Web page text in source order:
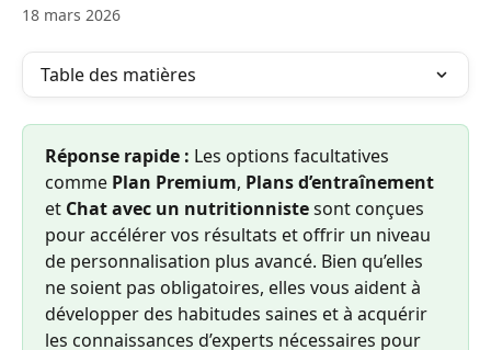
18 mars 2026
Table des matières
Réponse rapide : Les options facultatives
comme Plan Premium, Plans d’entraînement
et Chat avec un nutritionniste sont conçues
pour accélérer vos résultats et offrir un niveau
de personnalisation plus avancé. Bien qu’elles
ne soient pas obligatoires, elles vous aident à
développer des habitudes saines et à acquérir
les connaissances d’experts nécessaires pour